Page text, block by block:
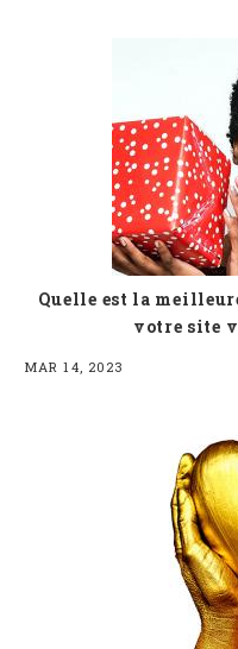
Quelle est la
votre site
MAR 14, 2023